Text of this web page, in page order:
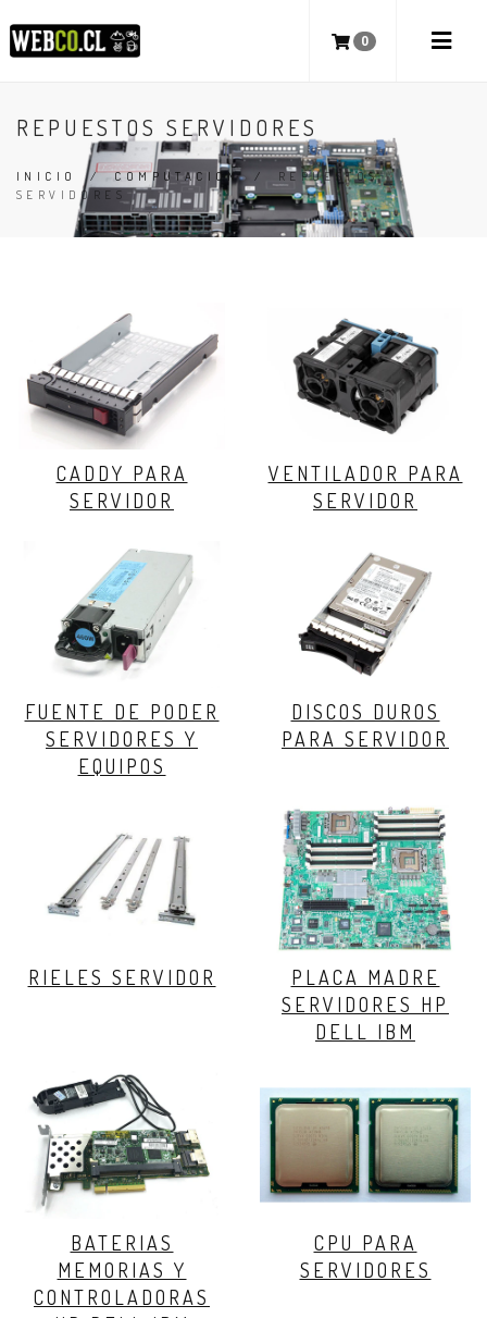
0
REPUESTOS SERVIDORES
INICIO /COMPUTACION/ REPUESTOS
SERVIDORES
CADDY PARA
SERVIDOR
VENTILADOR PARA
SERVIDOR
FUENTE DE PODER
SERVIDORES Y
EQUIPOS
DISCOS DUROS
PARA SERVIDOR
RIELES SERVIDOR
PLACA MADRE
SERVIDORES HP
DELL IBM
BATERIAS
MEMORIAS Y
CONTROLADORAS
CPU PARA
SERVIDORES